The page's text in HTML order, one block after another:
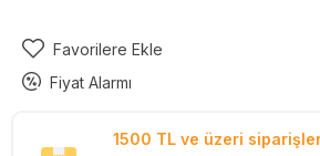
Favorilere Ekle
Fiyat Alarmı
1500 TL ve üzeri